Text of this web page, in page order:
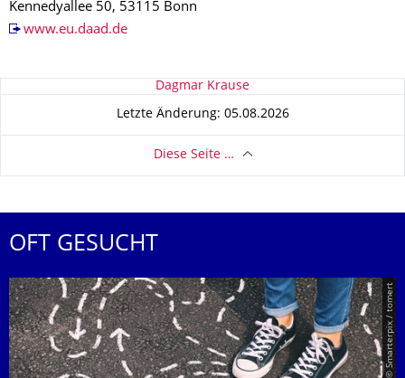
Kennedyallee 50, 53115 Bonn
www.eu.daad.de
Zu dieser Seite Dagmar Krause
Letzte Änderung: 05.08.2026
Diese Seite …
OFT GESUCHT
© Smarterpix / tomert